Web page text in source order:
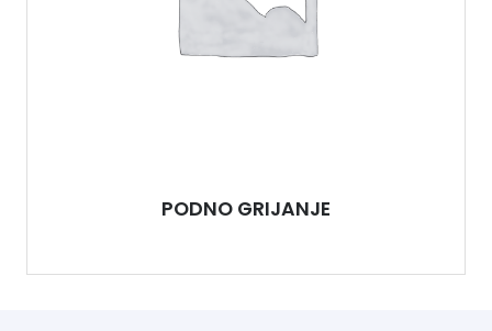
PODNO GRIJANJE